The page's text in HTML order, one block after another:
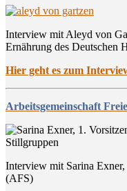
Interview mit Aleyd von
Ernährung des Deutschen
Hier geht es zum
Arbeitsgemeinschaft
Interview mit Sarina
(AFS)